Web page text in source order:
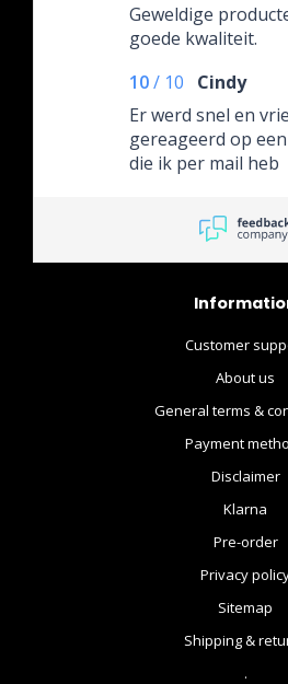
Geweldige
goede kwaliteit.
10/ 10
Cindy
Er werd snel en
gereageerd op
die ik per mail heb
dat ik heb besteld
nette wijze
was perfect.
Customer
About us
General terms &
Payment
Disclaimer
Klarna
Pre-order
Privacy
Sitemap
Shipping &
.